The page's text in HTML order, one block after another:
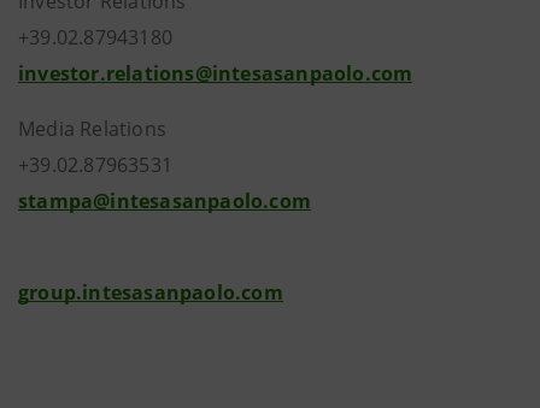
+39.02.87943180
investor.relations@intesasanpaolo.com
Media Relations
+39.02.87963531
stampa@intesasanpaolo.com
group.intesasanpaolo.com